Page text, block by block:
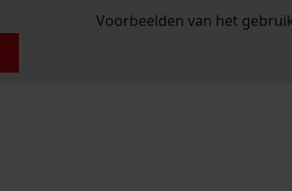
Voorbeelden van het